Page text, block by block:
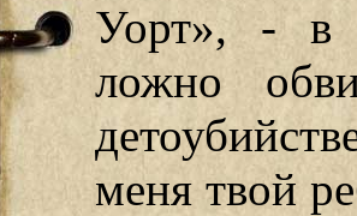
Уорт», - в
ложно
меня твой